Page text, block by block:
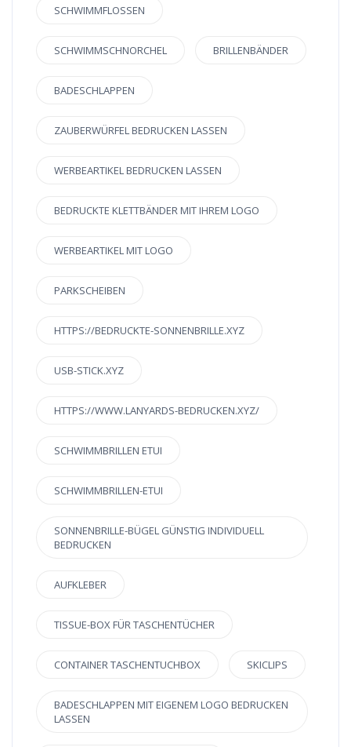
SCHWIMMFLOSSEN
SCHWIMMSCHNORCHEL BRILLENBÄNDER
BADESCHLAPPEN
ZAUBERWÜRFEL BEDRUCKEN LASSEN
WERBEARTIKEL BEDRUCKEN LASSEN
BEDRUCKTE KLETTBÄNDER MIT IHREM LOGO
WERBEARTIKEL MIT LOGO
PARKSCHEIBEN
HTTPS://BEDRUCKTE-SONNENBRILLE.XYZ
USB-STICK.XYZ
HTTPS://WWW.LANYARDS-BEDRUCKEN.XYZ/
SCHWIMMBRILLEN ETUI
SCHWIMMBRILLEN-ETUI
SONNENBRILLE-BÜGEL GÜNSTIG INDIVIDUELL
BEDRUCKEN
AUFKLEBER
TISSUE-BOX FÜR TASCHENTÜCHER
CONTAINER TASCHENTUCHBOX SKICLIPS
BADESCHLAPPEN MIT EIGENEM LOGO BEDRUCKEN
LASSEN